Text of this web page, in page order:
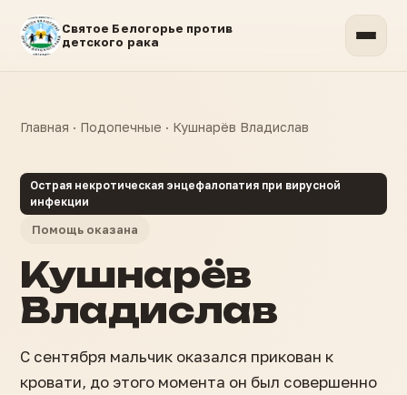
Святое Белогорье против
детского рака
Главная · Подопечные · Кушнарёв Владислав
Острая некротическая энцефалопатия при вирусной
инфекции
Помощь оказана
Кушнарёв
Владислав
С сентября мальчик оказался прикован к
кровати, до этого момента он был совершенно